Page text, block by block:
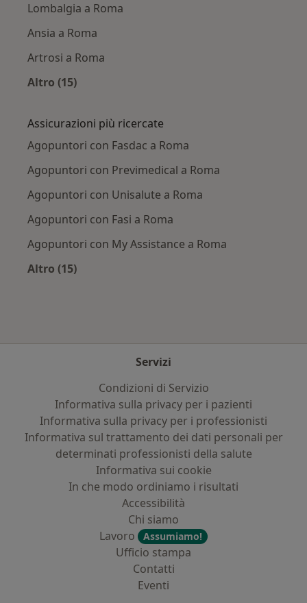
Lombalgia a Roma
Ansia a Roma
Artrosi a Roma
Altro (15)
Assicurazioni più ricercate
Agopuntori con Fasdac a Roma
Agopuntori con Previmedical a Roma
Agopuntori con Unisalute a Roma
Agopuntori con Fasi a Roma
Agopuntori con My Assistance a Roma
Altro (15)
Servizi
Condizioni di Servizio
Informativa sulla privacy per i pazienti
Informativa sulla privacy per i professionisti
Informativa sul trattamento dei dati personali per
determinati professionisti della salute
Informativa sui cookie
In che modo ordiniamo i risultati
Accessibilità
Chi siamo
Lavoro
Assumiamo!
Ufficio stampa
Contatti
Eventi